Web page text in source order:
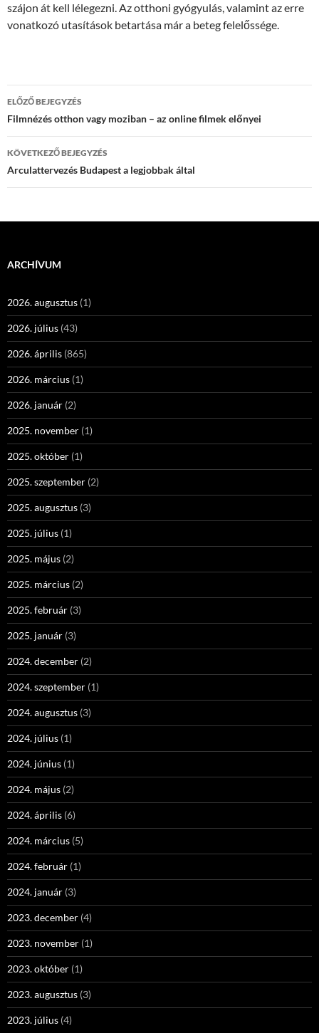
szájon át kell lélegezni. Az otthoni gyógyulás, valamint az erre
vonatkozó utasítások betartása már a beteg felelőssége.
Bejegyzés
navigáció
ELŐZŐ BEJEGYZÉS
Filmnézés otthon vagy moziban – az online filmek előnyei
KÖVETKEZŐ BEJEGYZÉS
Arculattervezés Budapest a legjobbak által
ARCHÍVUM
2026. augusztus (1)
2026. július (43)
2026. április (865)
2026. március (1)
2026. január (2)
2025. november (1)
2025. október (1)
2025. szeptember (2)
2025. augusztus (3)
2025. július (1)
2025. május (2)
2025. március (2)
2025. február (3)
2025. január (3)
2024. december (2)
2024. szeptember (1)
2024. augusztus (3)
2024. július (1)
2024. június (1)
2024. május (2)
2024. április (6)
2024. március (5)
2024. február (1)
2024. január (3)
2023. december (4)
2023. november (1)
2023. október (1)
2023. augusztus (3)
2023. július (4)